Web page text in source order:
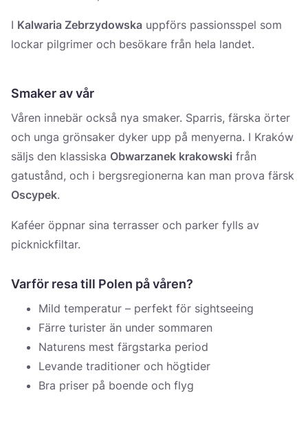
I Kalwaria Zebrzydowska uppförs passionsspel som
lockar pilgrimer och besökare från hela landet.
Smaker av vår
Våren innebär också nya smaker. Sparris, färska örter
och unga grönsaker dyker upp på menyerna. I Kraków
säljs den klassiska Obwarzanek krakowski från
gatustånd, och i bergsregionerna kan man prova färsk
Oscypek.
Kaféer öppnar sina terrasser och parker fylls av
picknickfiltar.
Varför resa till Polen på våren?
Mild temperatur – perfekt för sightseeing
Färre turister än under sommaren
Naturens mest färgstarka period
Levande traditioner och högtider
Bra priser på boende och flyg